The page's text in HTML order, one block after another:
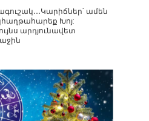
ամեն
Խոյ:
արդյունավետ